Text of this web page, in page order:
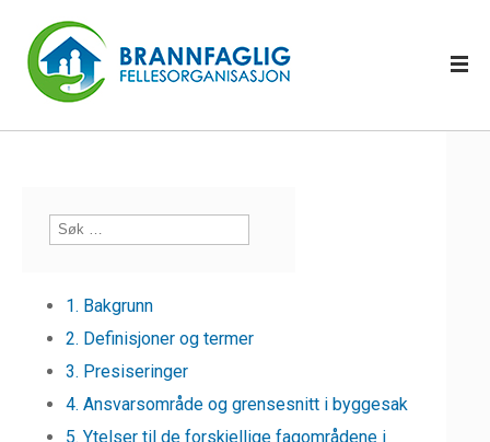
1. Bakgrunn
2. Definisjoner og termer
3. Presiseringer
4. Ansvarsområde og grensesnitt i byggesak
5. Ytelser til de forskjellige fagområdene i